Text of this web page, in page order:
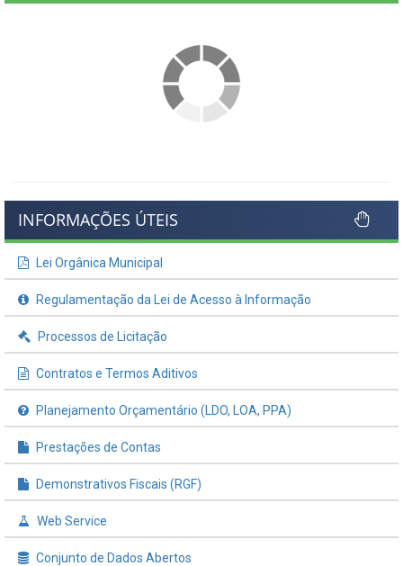
INFORMAÇÕES ÚTEIS
Lei Orgânica Municipal
Regulamentação da Lei de Acesso à Informação
Processos de Licitação
Contratos e Termos Aditivos
Planejamento Orçamentário (LDO, LOA, PPA)
Prestações de Contas
Demonstrativos Fiscais (RGF)
Web Service
Conjunto de Dados Abertos